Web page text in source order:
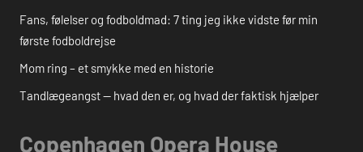
Fans, følelser og fodboldmad: 7 ting jeg ikke vidste før min
første fodboldrejse
Mom ring – et smykke med en historie
Tandlægeangst — hvad den er, og hvad der faktisk hjælper
Copenhagen Opera House